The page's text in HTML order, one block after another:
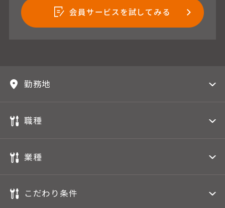
会員サービスを試してみる
勤務地
職種
業種
こだわり条件